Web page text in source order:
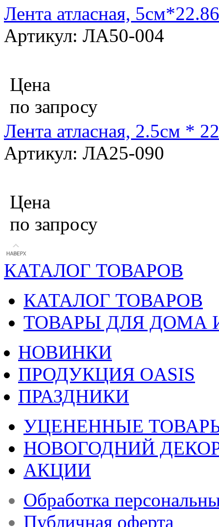
Лента атласная,
Артикул: ЛА50-004
Цена
по запросу
Лента атласная, 2.5см *
Артикул: ЛА25-090
Цена
по запросу
КАТАЛОГ ТОВАРОВ
КАТАЛОГ ТОВАРОВ
ТОВАРЫ ДЛЯ ДОМА
НОВИНКИ
ПРОДУКЦИЯ OASIS
ПРАЗДНИКИ
УЦЕНЕННЫЕ
НОВОГОДНИЙ
АКЦИИ
Обработка
Публичная оферта